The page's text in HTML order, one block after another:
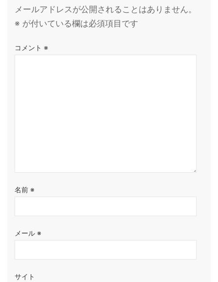
メールアドレスが公開されることはありません。
※ が付いている欄は必須項目です
コメント ※
名前 ※
メール ※
サイト